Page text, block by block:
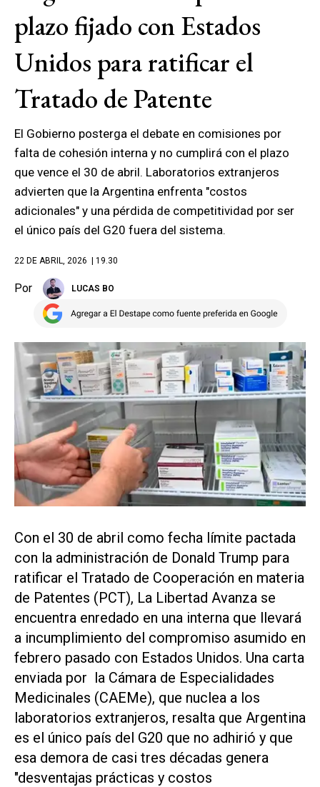
plazo fijado con Estados
Unidos para ratificar el
Tratado de Patente
El Gobierno posterga el debate en comisiones por
falta de cohesión interna y no cumplirá con el plazo
que vence el 30 de abril. Laboratorios extranjeros
advierten que la Argentina enfrenta "costos
adicionales" y una pérdida de competitividad por ser
el único país del G20 fuera del sistema.
22 DE ABRIL, 2026 | 19.30
Por LUCAS BO
Con el 30 de abril como fecha límite pactada
con la administración de Donald Trump para
ratificar el Tratado de Cooperación en materia
de Patentes (PCT), La Libertad Avanza se
encuentra enredado en una interna que llevará
a incumplimiento del compromiso asumido en
febrero pasado con Estados Unidos. Una carta
enviada por la Cámara de Especialidades
Medicinales (CAEMe), que nuclea a los
laboratorios extranjeros, resalta que Argentina
es el único país del G20 que no adhirió y que
esa demora de casi tres décadas genera
"desventajas prácticas y costos